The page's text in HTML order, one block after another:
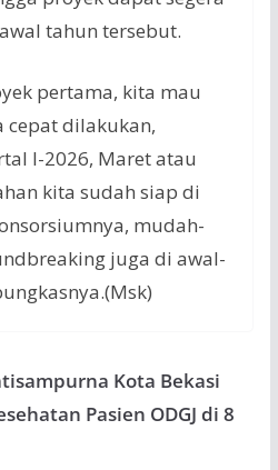
tahun tersebut.
pertama, kita mau
cepat dilakukan,
I-2026, Maret atau
kita sudah siap di
mudah-
juga di awal-
Kota Bekasi
Pasien ODGJ di 8